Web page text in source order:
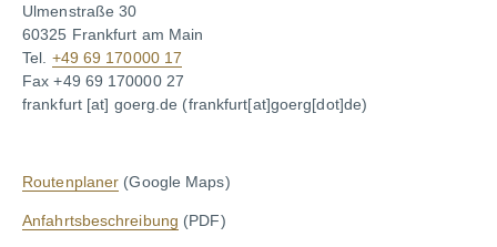
Ulmenstraße 30
60325 Frankfurt am Main
Tel. +49 69 170000 17
Fax +49 69 170000 27
frankfurt[at] goerg.de (frankfurt[at]goerg[dot]de)
Routenplaner (Google Maps)
Anfahrtsbeschreibung (PDF)